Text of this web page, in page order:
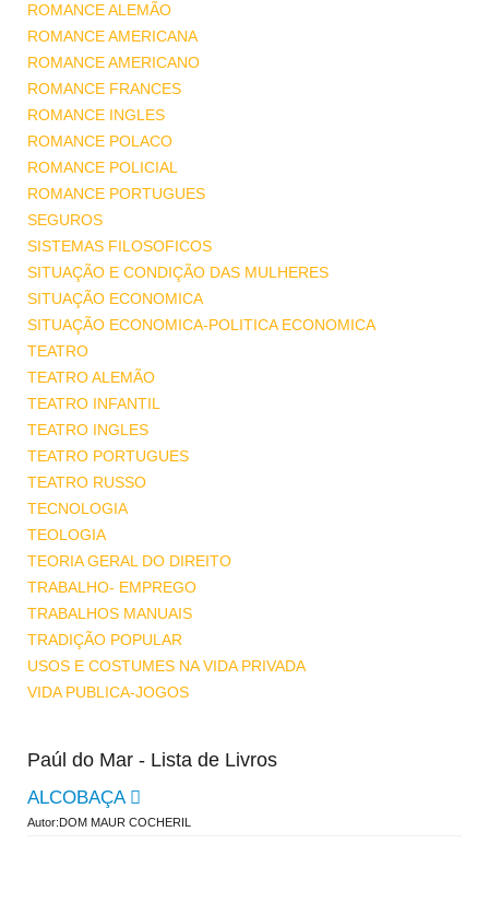
ROMANCE ALEMÃO
ROMANCE AMERICANA
ROMANCE AMERICANO
ROMANCE FRANCES
ROMANCE INGLES
ROMANCE POLACO
ROMANCE POLICIAL
ROMANCE PORTUGUES
SEGUROS
SISTEMAS FILOSOFICOS
SITUAÇÃO E CONDIÇÃO DAS MULHERES
SITUAÇÃO ECONOMICA
SITUAÇÃO ECONOMICA-POLITICA ECONOMICA
TEATRO
TEATRO ALEMÃO
TEATRO INFANTIL
TEATRO INGLES
TEATRO PORTUGUES
TEATRO RUSSO
TECNOLOGIA
TEOLOGIA
TEORIA GERAL DO DIREITO
TRABALHO- EMPREGO
TRABALHOS MANUAIS
TRADIÇÃO POPULAR
USOS E COSTUMES NA VIDA PRIVADA
VIDA PUBLICA-JOGOS
Paúl do Mar - Lista de Livros
ALCOBAÇA
Autor:DOM MAUR COCHERIL